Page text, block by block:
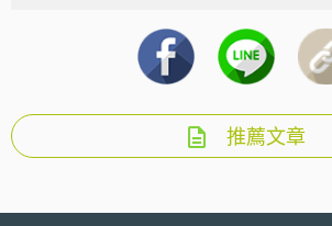
推薦文章